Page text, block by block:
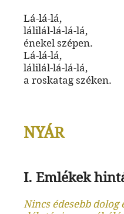
Lá-lá-lá,
lálilál-lá-lá-lá,
énekel szépen.
Lá-lá-lá,
lálilál-lá-lá-lá,
a roskatag széken.
NYÁR
I. Emlékek
Nincs édesebb dolog